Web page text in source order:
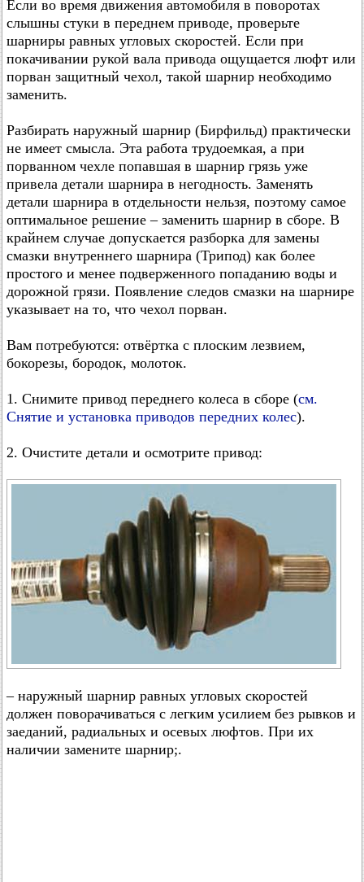
Если во время движения автомобиля в поворотах
слышны стуки в переднем приводе, проверьте
шарниры равных угловых скоростей. Если при
покачивании рукой вала привода ощущается люфт или
порван защитный чехол, такой шарнир необходимо
заменить.
Разбирать наружный шарнир (Бирфильд) практически
не имеет смысла. Эта работа трудоемкая, а при
порванном чехле попавшая в шарнир грязь уже
привела детали шарнира в негодность. Заменять
детали шарнира в отдельности нельзя, поэтому самое
оптимальное решение – заменить шарнир в сборе. В
крайнем случае допускается разборка для замены
смазки внутреннего шарнира (Трипод) как более
простого и менее подверженного попаданию воды и
дорожной грязи. Появление следов смазки на шарнире
указывает на то, что чехол порван.
Вам потребуются: отвёртка с плоским лезвием,
бокорезы, бородок, молоток.
1. Снимите привод переднего колеса в сборе (см.
Снятие и установка приводов передних колес).
2. Очистите детали и осмотрите привод:
– наружный шарнир равных угловых скоростей
должен поворачиваться с легким усилием без рывков и
заеданий, радиальных и осевых люфтов. При их
наличии замените шарнир;.